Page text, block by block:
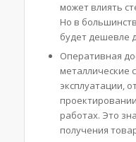
может влиять
Но в
будет дешевле
Оперативная
металлические
эксплуатации,
работах. Это
получения